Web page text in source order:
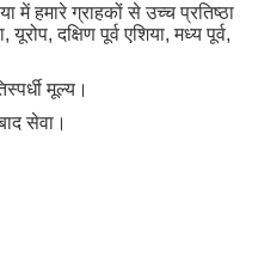
में हमारे ग्राहकों से उच्च प्रतिष्ठा
दक्षिण पूर्व एशिया, मध्य पूर्व,
मूल्य।
सेवा।